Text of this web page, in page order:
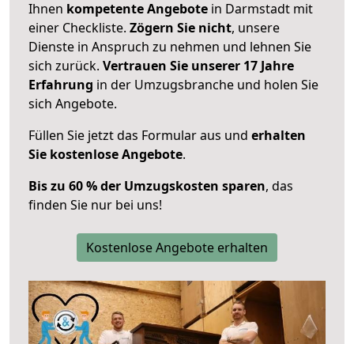
Ihnen kompetente Angebote in Darmstadt mit
einer Checkliste. Zögern Sie nicht, unsere
Dienste in Anspruch zu nehmen und lehnen Sie
sich zurück. Vertrauen Sie unserer 17 Jahre
Erfahrung in der Umzugsbranche und holen Sie
sich Angebote.
Füllen Sie jetzt das Formular aus und erhalten
Sie kostenlose Angebote.
Bis zu 60 % der Umzugskosten sparen, das
finden Sie nur bei uns!
Kostenlose Angebote erhalten